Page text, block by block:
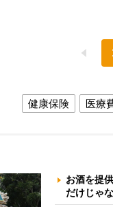
健康保険 医療
お酒を提
だけじゃ